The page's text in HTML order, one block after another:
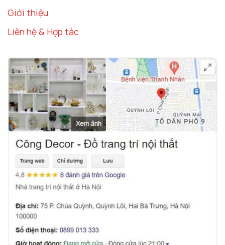
Bình hoa thủy tinh sang trọng phòng khách
Decor Để Bàn Đẹp – Tạo Điểm Nhấn Cho
Một trong những yếu tố không thể thiếu để tạo nên
một không gian sống hoàn hảo chính là những món
Giới thiệu
Liên hệ & Hợp tác